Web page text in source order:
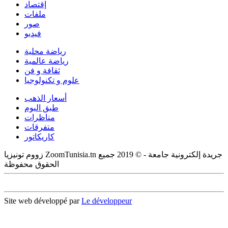
إقتصاد
ملفات
صور
فيديو
رياضة محلية
رياضة عالمية
ثقافة و فن
علوم و تكنولوجيا
أسعار الذهب
طبق اليوم
مناظرات
متفرقات
كاريكاتور
زووم تونيزيا ZoomTunisia.tn جريدة إلكترونية جامعة - © 2019 جميع
الحقوق محفوظة
Site web développé parLe développeur